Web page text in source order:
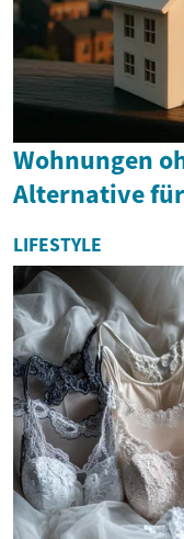
Wohnungen
Alternative
LIFESTYLE